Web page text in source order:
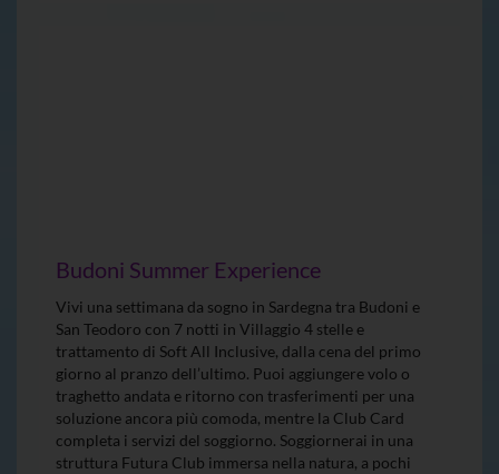
Budoni Summer Experience
Vivi una settimana da sogno in Sardegna tra Budoni e
San Teodoro con 7 notti in Villaggio 4 stelle e
trattamento di Soft All Inclusive, dalla cena del primo
giorno al pranzo dell’ultimo. Puoi aggiungere volo o
traghetto andata e ritorno con trasferimenti per una
soluzione ancora più comoda, mentre la Club Card
completa i servizi del soggiorno. Soggiornerai in una
struttura Futura Club immersa nella natura, a pochi